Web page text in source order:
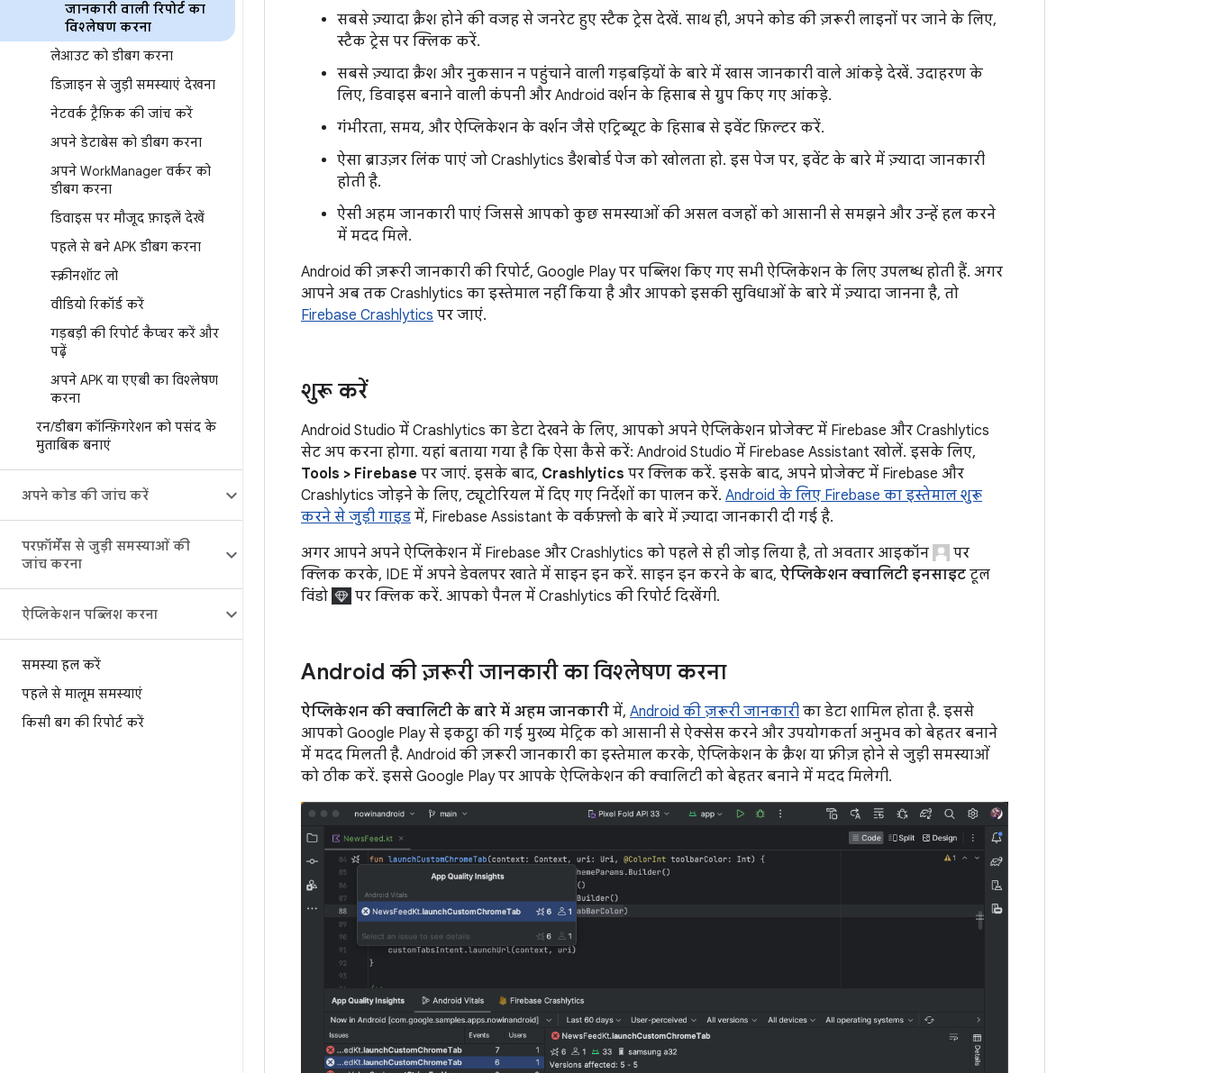
जानकारी वाली रिपोर्ट का
विश्लेषण करना
लेआउट को डीबग करना
डिज़ाइन से जुड़ी समस्याएं देखना
नेटवर्क ट्रैफ़िक की जांच करें
अपने डेटाबेस को डीबग करना
अपने WorkManager वर्कर को
डीबग करना
डिवाइस पर मौजूद फ़ाइलें देखें
पहले से बने APK डीबग करना
स्क्रीनशॉट लो
वीडियो रिकॉर्ड करें
गड़बड़ी की रिपोर्ट कैप्चर करें और
पढ़ें
अपने APK या एएबी का विश्लेषण
करना
रन/डीबग कॉन्फ़िगरेशन को पसंद के
मुताबिक बनाएं
अपने कोड की जांच करें
परफ़ॉर्मेंस से जुड़ी समस्याओं की
जांच करना
ऐप्लिकेशन पब्लिश करना
समस्या हल करें
पहले से मालूम समस्याएं
किसी बग की रिपोर्ट करें
सबसे ज़्यादा क्रैश होने की वजह से जनरेट हुए स्टैक ट्रेस देखें. साथ ही, अपने कोड की ज़रूरी लाइनों पर जाने के लिए,
स्टैक ट्रेस पर क्लिक करें.
सबसे ज़्यादा क्रैश और नुकसान न पहुंचाने वाली गड़बड़ियों के बारे में खास जानकारी वाले आंकड़े देखें. उदाहरण के
लिए, डिवाइस बनाने वाली कंपनी और Android वर्शन के हिसाब से ग्रुप किए गए आंकड़े.
गंभीरता, समय, और ऐप्लिकेशन के वर्शन जैसे एट्रिब्यूट के हिसाब से इवेंट फ़िल्टर करें.
ऐसा ब्राउज़र लिंक पाएं जो Crashlytics डैशबोर्ड पेज को खोलता हो. इस पेज पर, इवेंट के बारे में ज़्यादा जानकारी
होती है.
ऐसी अहम जानकारी पाएं जिससे आपको कुछ समस्याओं की असल वजहों को आसानी से समझने और उन्हें हल करने
में मदद मिले.
Android की ज़रूरी जानकारी की रिपोर्ट, Google Play पर पब्लिश किए गए सभी ऐप्लिकेशन के लिए उपलब्ध होती हैं. अगर
आपने अब तक Crashlytics का इस्तेमाल नहीं किया है और आपको इसकी सुविधाओं के बारे में ज़्यादा जानना है, तो
Firebase Crashlytics पर जाएं.
शुरू करें
Android Studio में Crashlytics का डेटा देखने के लिए, आपको अपने ऐप्लिकेशन प्रोजेक्ट में Firebase और Crashlytics
सेट अप करना होगा. यहां बताया गया है कि ऐसा कैसे करें: Android Studio में Firebase Assistant खोलें. इसके लिए,
Tools > Firebase पर जाएं. इसके बाद, Crashlytics पर क्लिक करें. इसके बाद, अपने प्रोजेक्ट में Firebase और
Crashlytics जोड़ने के लिए, ट्यूटोरियल में दिए गए निर्देशों का पालन करें. Android के लिए Firebase का इस्तेमाल शुरू
करने से जुड़ी गाइड में, Firebase Assistant के वर्कफ़्लो के बारे में ज़्यादा जानकारी दी गई है.
अगर आपने अपने ऐप्लिकेशन में Firebase और Crashlytics को पहले से ही जोड़ लिया है, तो अवतार आइकॉन
पर
क्लिक करके, IDE में अपने डेवलपर खाते में साइन इन करें. साइन इन करने के बाद, ऐप्लिकेशन क्वालिटी इनसाइट टूल
विंडो
पर क्लिक करें. आपको पैनल में Crashlytics की रिपोर्ट दिखेंगी.
Android की ज़रूरी जानकारी का विश्लेषण करना
ऐप्लिकेशन की क्वालिटी के बारे में अहम जानकारी में, Android की ज़रूरी जानकारी का डेटा शामिल होता है. इससे
आपको Google Play से इकट्ठा की गई मुख्य मेट्रिक को आसानी से ऐक्सेस करने और उपयोगकर्ता अनुभव को बेहतर बनाने
में मदद मिलती है. Android की ज़रूरी जानकारी का इस्तेमाल करके, ऐप्लिकेशन के क्रैश या फ़्रीज़ होने से जुड़ी समस्याओं
को ठीक करें. इससे Google Play पर आपके ऐप्लिकेशन की क्वालिटी को बेहतर बनाने में मदद मिलेगी.